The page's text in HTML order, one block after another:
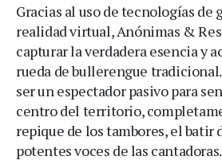
Gracias al uso de tecnologías de
realidad virtual, Anónimas &
capturar la verdadera esencia y
rueda de bullerengue
ser un espectador pasivo para
centro del territorio,
repique de los tambores, el batir
potentes voces de las cantadoras.